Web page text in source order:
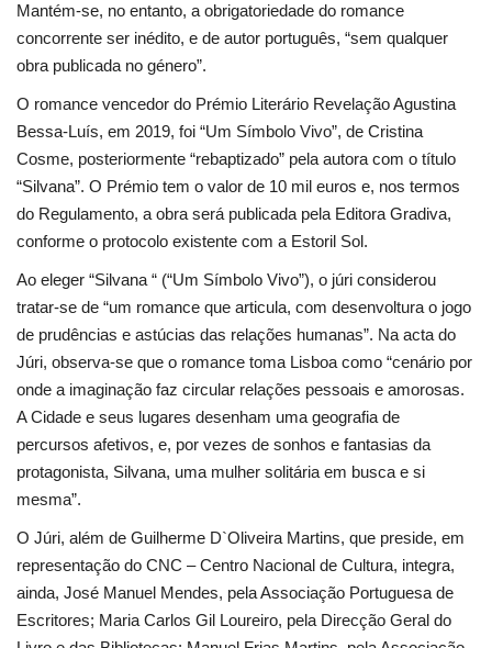
Mantém-se, no entanto, a obrigatoriedade do romance
concorrente ser inédito, e de autor português, “sem qualquer
obra publicada no género”.
O romance vencedor do Prémio Literário Revelação Agustina
Bessa-Luís, em 2019, foi “Um Símbolo Vivo”, de Cristina
Cosme, posteriormente “rebaptizado” pela autora com o título
“Silvana”. O Prémio tem o valor de 10 mil euros e, nos termos
do Regulamento, a obra será publicada pela Editora Gradiva,
conforme o protocolo existente com a Estoril Sol.
Ao eleger “Silvana “ (“Um Símbolo Vivo”), o júri considerou
tratar-se de “um romance que articula, com desenvoltura o jogo
de prudências e astúcias das relações humanas”. Na acta do
Júri, observa-se que o romance toma Lisboa como “cenário por
onde a imaginação faz circular relações pessoais e amorosas.
A Cidade e seus lugares desenham uma geografia de
percursos afetivos, e, por vezes de sonhos e fantasias da
protagonista, Silvana, uma mulher solitária em busca e si
mesma”.
O Júri, além de Guilherme D`Oliveira Martins, que preside, em
representação do CNC – Centro Nacional de Cultura, integra,
ainda, José Manuel Mendes, pela Associação Portuguesa de
Escritores; Maria Carlos Gil Loureiro, pela Direcção Geral do